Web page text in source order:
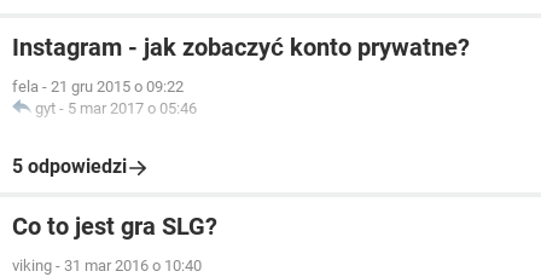
Instagram - jak zobaczyć konto prywatne?
fela - 21 gru 2015 o 09:22
gyt - 5 mar 2017 o 05:46
5 odpowiedzi
Co to jest gra SLG?
viking - 31 mar 2016 o 10:40